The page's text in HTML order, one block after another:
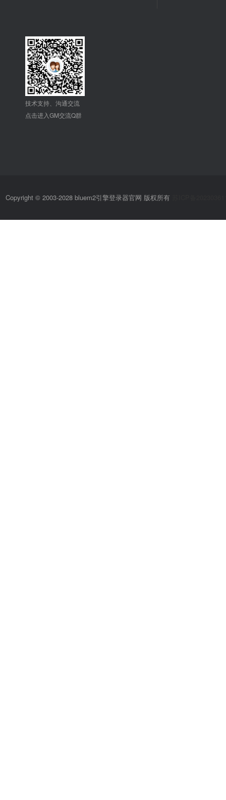
技术支持、沟通交流
点击进入GM交流Q群
Copyright © 2003-2028 bluem2引擎登录器官网 版权所有